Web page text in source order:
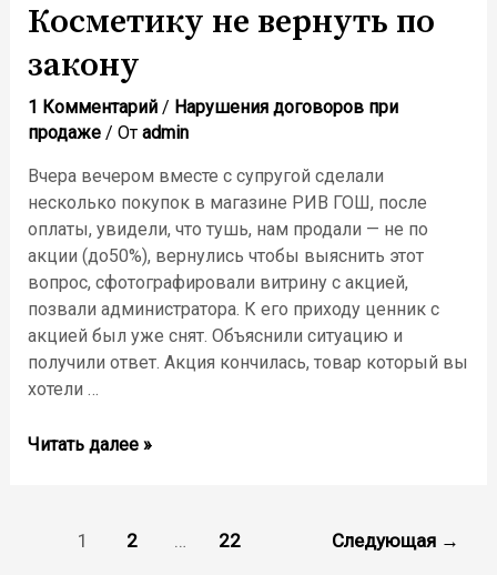
Косметику не вернуть по
закону
1 Комментарий / Нарушения договоров при
продаже/ От admin
Вчера вечером вместе с супругой сделали
несколько покупок в магазине РИВ ГОШ, после
оплаты, увидели, что тушь, нам продали — не по
акции (до50%), вернулись чтобы выяснить этот
вопрос, сфотографировали витрину с акцией,
позвали администратора. К его приходу ценник с
акцией был уже снят. Объяснили ситуацию и
получили ответ. Акция кончилась, товар который вы
хотели …
Читать далее »
1 2 22 Следующая →